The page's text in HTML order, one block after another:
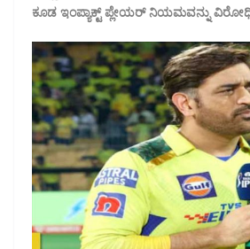
ಕೂಡ ಇಂಪ್ಯಾಕ್ಟ್ ಪ್ಲೇಯರ್ ನಿಯಮವನ್ನು